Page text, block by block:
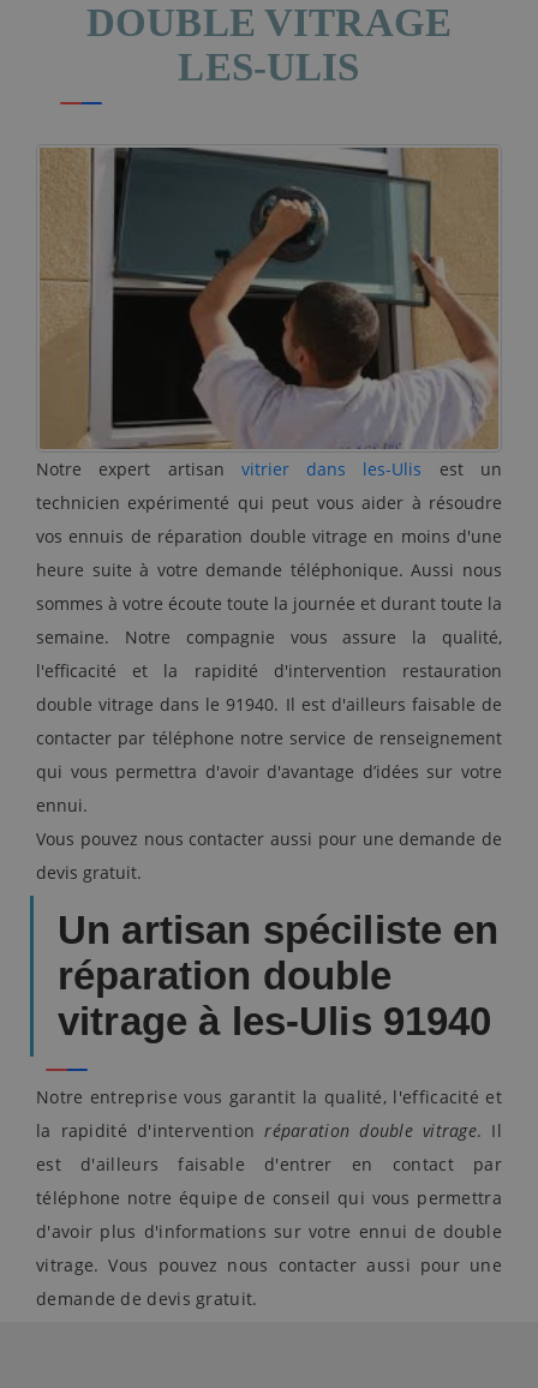
DOUBLE VITRAGE
LES-ULIS
Notre expert artisan vitrier dans les-Ulis est un
technicien expérimenté qui peut vous aider à résoudre
vos ennuis de réparation double vitrage en moins d'une
heure suite à votre demande téléphonique. Aussi nous
sommes à votre écoute toute la journée et durant toute la
semaine. Notre compagnie vous assure la qualité,
l'efficacité et la rapidité d'intervention restauration
double vitrage dans le 91940. Il est d'ailleurs faisable de
contacter par téléphone notre service de renseignement
qui vous permettra d'avoir d'avantage d’idées sur votre
ennui.
Vous pouvez nous contacter aussi pour une demande de
devis gratuit.
Un artisan spéciliste en
réparation double
vitrage à les-Ulis 91940
Notre entreprise vous garantit la qualité, l'efficacité et
la rapidité d'interventionréparation double vitrage. Il
est d'ailleurs faisable d'entrer en contact par
téléphone notre équipe de conseil qui vous permettra
d'avoir plus d'informations sur votre ennui de double
vitrage. Vous pouvez nous contacter aussi pour une
demande de devis gratuit.